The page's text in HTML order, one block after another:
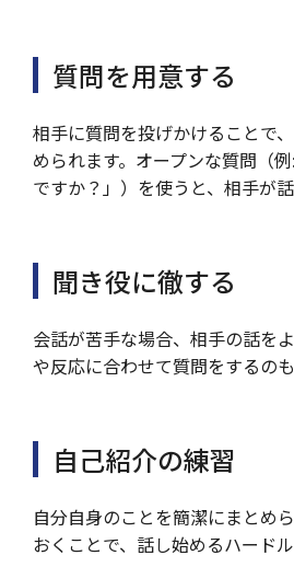
質問を用意する
相手に質問を投げかけることで
められます。オープンな質問（
ですか？」）を使うと、相手が
聞き役に徹する
会話が苦手な場合、相手の話を
や反応に合わせて質問をするのも
自己紹介の練習
自分自身のことを簡潔にまとめ
おくことで、話し始めるハードル